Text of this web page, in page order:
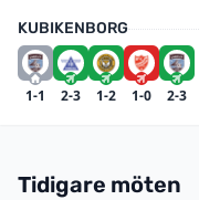
KUBIKENBORG
1-1 2-3 1-2 1-0 2-3
Tidigare möten